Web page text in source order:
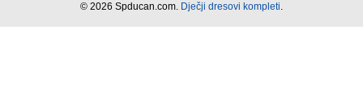
© 2026 Spducan.com. Dječji dresovi kompleti.